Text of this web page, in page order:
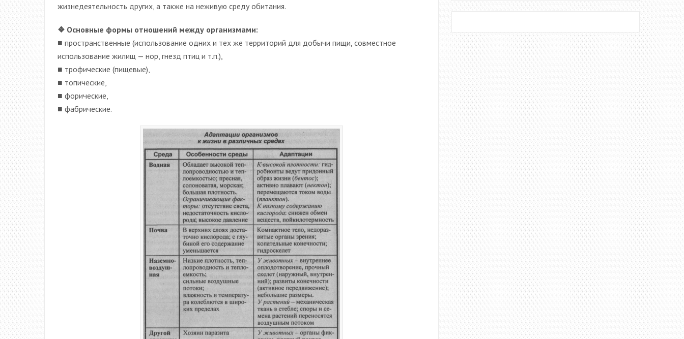
жизнедеятельность других, а также на неживую среду обитания.
❖ Основные формы отношений между организмами:
■ пространственные (использование одних и тех же территорий для добычи пищи, совместное
использование жилищ — нор, гнезд птиц и т.п.),
■ трофические (пищевые),
■ топические,
■ форические,
■ фабрические.